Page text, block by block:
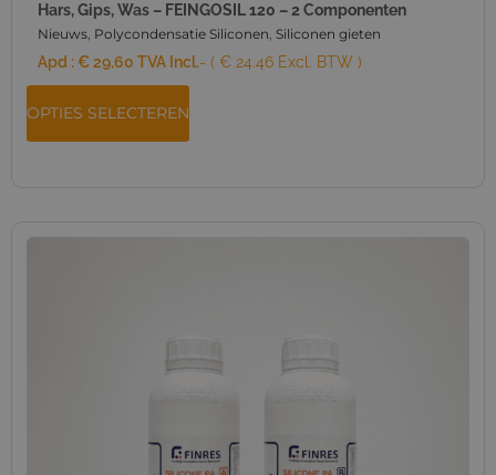
Hars, Gips, Was – FEINGOSIL 120 – 2 Componenten
Nieuws, Polycondensatie Siliconen, Siliconen gieten
Apd :€ 29,60 TVA Incl.- ( € 24.46 Excl. BTW )
OPTIES SELECTEREN